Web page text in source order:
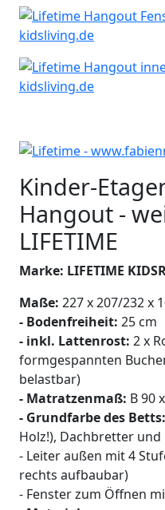
Kinder-
Hangout -
LIFETIME
Marke: LIFETIME
Maße: 227 x 207/232 x
- Bodenfreiheit: 25 cm
- inkl. Lattenrost: 2 x
formgespannten
belastbar)
- Matratzenmaß: B 90
- Grundfarbe des Betts:
Holz!), Dachbretter
- Leiter außen mit 4
rechts aufbaubar)
- Fenster zum Öffnen